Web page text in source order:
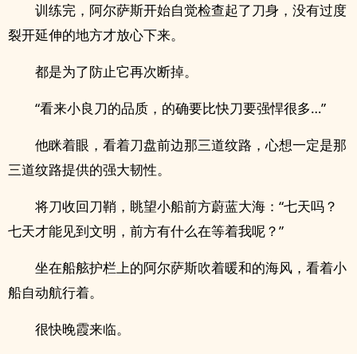
训练完，阿尔萨斯开始自觉检查起了刀身，没有过度
裂开延伸的地方才放心下来。
都是为了防止它再次断掉。
“看来小良刀的品质，的确要比快刀要强悍很多…”
他眯着眼，看着刀盘前边那三道纹路，心想一定是那
三道纹路提供的强大韧性。
将刀收回刀鞘，眺望小船前方蔚蓝大海：“七天吗？
七天才能见到文明，前方有什么在等着我呢？”
坐在船舷护栏上的阿尔萨斯吹着暖和的海风，看着小
船自动航行着。
很快晚霞来临。